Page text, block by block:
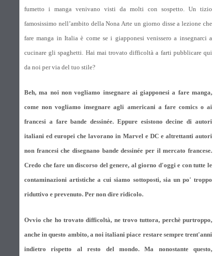
fumetto i manga venivano visti da molti con sospetto. Un tizio
famosissimo nell’ambito della Nona Arte un giorno disse a lezione che
fare manga in Italia è come se i giapponesi venissero a insegnarci a
cucinare gli spaghetti. Hai mai trovato difficoltà a farti pubblicare qui
da noi per via del tuo stile?
Beh, ma noi non vogliamo insegnare ai giapponesi a fare manga,
come non vogliamo insegnare agli americani a fare comics o ai
francesi a fare bande dessinée. Eppure esistono decine di autori
italiani ed europei che lavorano in Marvel e DC e altrettanti autori
non francesi che disegnano bande dessinée per il mercato francese.
Credo che fare un discorso del genere, al giorno d'oggi e con tutte le
contaminazioni artistiche a cui siamo sottoposti, sia un po' troppo
riduttivo e prevenuto. Per non dire ridicolo.
Ovvio che ho trovato difficoltà, ne trovo tuttora, perchè purtroppo,
anche in questo ambito, a noi italiani piace restare sempre trent'anni
indietro rispetto al resto del mondo. Ma nonostante questo,